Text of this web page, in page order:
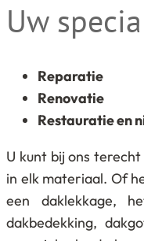
Uw
Reparatie
Renovatie
Restauratie en
U kunt bij ons
in elk materiaal. Of
een daklekkage,
dakbedekking,